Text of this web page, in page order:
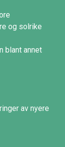
og solrike
blant annet
av nyere